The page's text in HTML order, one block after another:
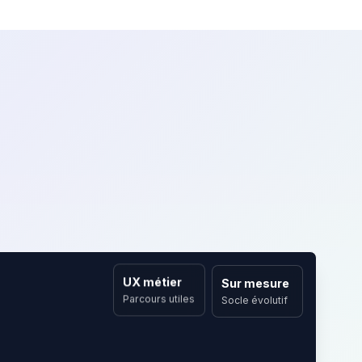
UX métier
Parcours utiles
Sur mesure
Socle évolutif